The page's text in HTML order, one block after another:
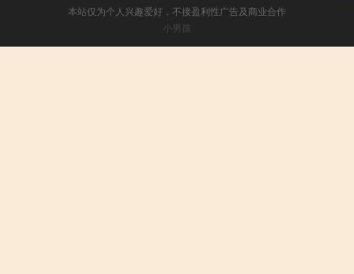
本站仅为个人兴趣爱好，不接盈利性广告及商业合作
小男孩